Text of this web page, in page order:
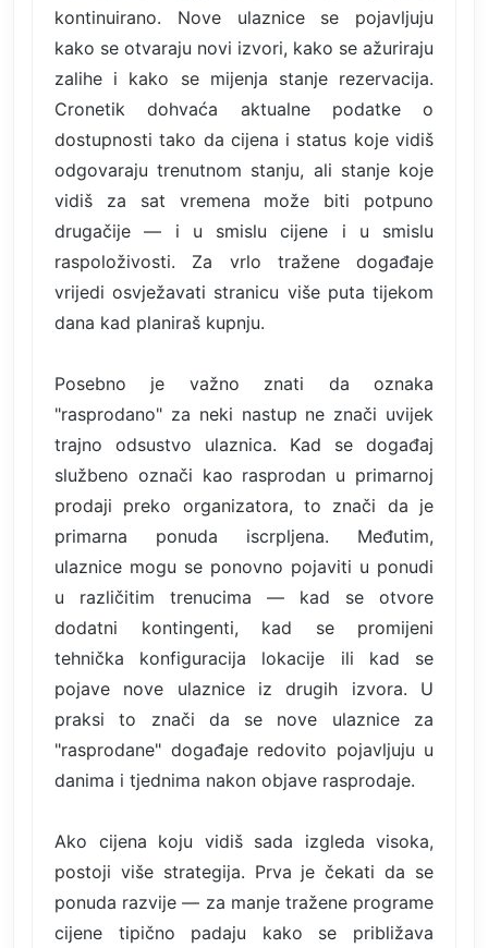
kontinuirano. Nove ulaznice se pojavljuju
kako se otvaraju novi izvori, kako se ažuriraju
zalihe i kako se mijenja stanje rezervacija.
Cronetik dohvaća aktualne podatke o
dostupnosti tako da cijena i status koje vidiš
odgovaraju trenutnom stanju, ali stanje koje
vidiš za sat vremena može biti potpuno
drugačije — i u smislu cijene i u smislu
raspoloživosti. Za vrlo tražene događaje
vrijedi osvježavati stranicu više puta tijekom
dana kad planiraš kupnju.
Posebno je važno znati da oznaka
"rasprodano" za neki nastup ne znači uvijek
trajno odsustvo ulaznica. Kad se događaj
službeno označi kao rasprodan u primarnoj
prodaji preko organizatora, to znači da je
primarna ponuda iscrpljena. Međutim,
ulaznice mogu se ponovno pojaviti u ponudi
u različitim trenucima — kad se otvore
dodatni kontingenti, kad se promijeni
tehnička konfiguracija lokacije ili kad se
pojave nove ulaznice iz drugih izvora. U
praksi to znači da se nove ulaznice za
"rasprodane" događaje redovito pojavljuju u
danima i tjednima nakon objave rasprodaje.
Ako cijena koju vidiš sada izgleda visoka,
postoji više strategija. Prva je čekati da se
ponuda razvije — za manje tražene programe
cijene tipično padaju kako se približava